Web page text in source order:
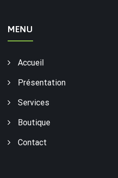
MENU
Accueil
Présentation
Services
Boutique
Contact